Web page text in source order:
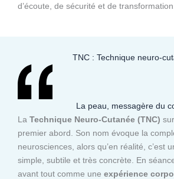
d’écoute, de sécurité et de transformation.
TNC : Technique neuro-
La peau, messagère du
La Technique Neuro-Cutanée (TNC)
premier abord. Son nom évoque la
neurosciences, alors qu’en réalité, c’est
simple, subtile et très concrète. En
avant tout comme une expérience